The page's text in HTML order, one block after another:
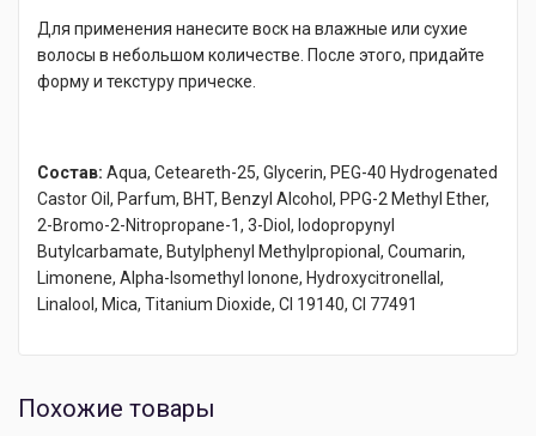
Для применения нанесите воск на влажные или сухие
волосы в небольшом количестве. После этого, придайте
форму и текстуру прическе.
Состав: Aqua, Ceteareth-25, Glycerin, PEG-40 Hydrogenated
Castor Oil, Parfum, BHT, Benzyl Alcohol, PPG-2 Methyl Ether,
2-Bromo-2-Nitropropane-1, 3-Diol, Iodopropynyl
Butylcarbamate, Butylphenyl Methylpropional, Coumarin,
Limonene, Alpha-Isomethyl Ionone, Hydroxycitronellal,
Linalool, Mica, Titanium Dioxide, CI 19140, CI 77491
Похожие товары